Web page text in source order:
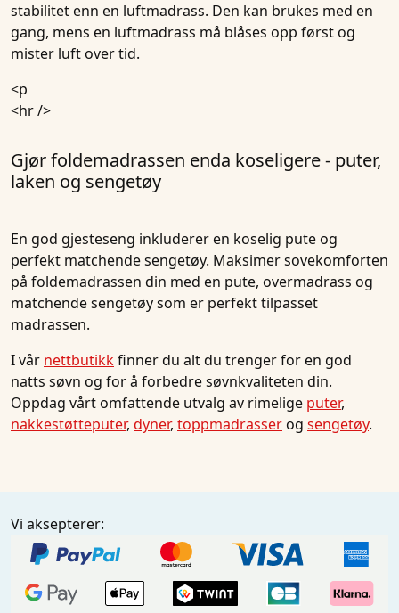
stabilitet enn en luftmadrass. Den kan brukes med en
gang, mens en luftmadrass må blåses opp først og
mister luft over tid.
<p
<hr />
Gjør foldemadrassen enda koseligere - puter,
laken og sengetøy
En god gjesteseng inkluderer en koselig pute og
perfekt matchende sengetøy. Maksimer sovekomforten
på foldemadrassen din med en pute, overmadrass og
matchende sengetøy som er perfekt tilpasset
madrassen.
I vår nettbutikkfinner du alt du trenger for en god
natts søvn og for å forbedre søvnkvaliteten din.
Oppdag vårt omfattende utvalg av rimelige puter,
nakkestøtteputer, dyner, toppmadrasserog sengetøy.
Vi aksepterer: